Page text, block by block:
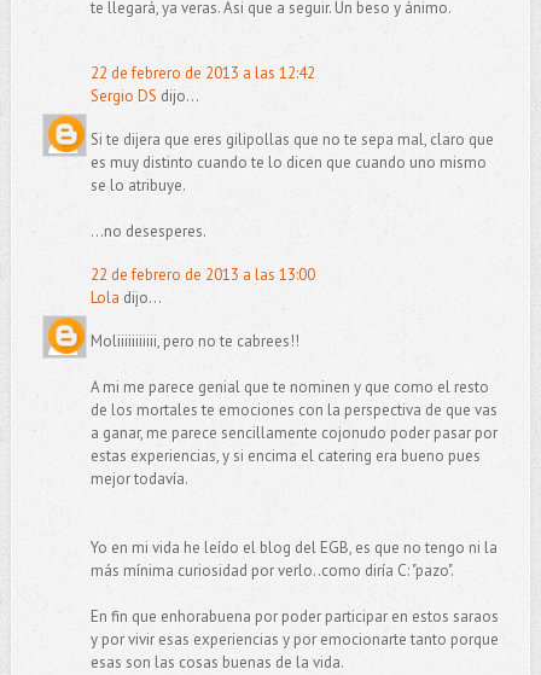
te llegará, ya veras. Asi que a seguir. Un beso y ánimo.
22 de febrero de 2013 a las 12:42
Sergio DS dijo...
Si te dijera que eres gilipollas que no te sepa mal, claro que
es muy distinto cuando te lo dicen que cuando uno mismo
se lo atribuye.
...no desesperes.
22 de febrero de 2013 a las 13:00
Lola dijo...
Moliiiiiiiiiii, pero no te cabrees!!
A mi me parece genial que te nominen y que como el resto
de los mortales te emociones con la perspectiva de que vas
a ganar, me parece sencillamente cojonudo poder pasar por
estas experiencias, y si encima el catering era bueno pues
mejor todavía.
Yo en mi vida he leído el blog del EGB, es que no tengo ni la
más mínima curiosidad por verlo..como diría C: "pazo".
En fin que enhorabuena por poder participar en estos saraos
y por vivir esas experiencias y por emocionarte tanto porque
esas son las cosas buenas de la vida.